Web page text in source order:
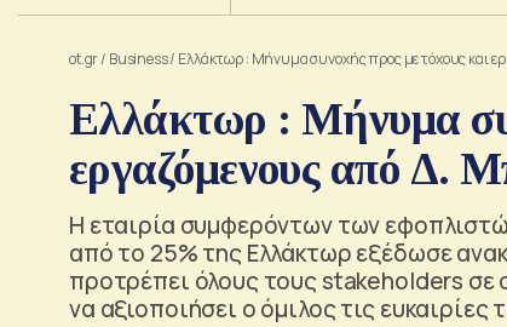
ot.gr/ Business/ Ελλάκτωρ : Μήνυμα συνοχής προς μετόχους και
Ελλάκτωρ : Μήνυμα
εργαζόμενους από Δ.
Η εταιρία συμφερόντων των
από το 25% της Ελλάκτωρ εξέδωσε
προτρέπει όλους τους stakeholders σε
να αξιοποιήσει ο όμιλος τις ευκαιρίες